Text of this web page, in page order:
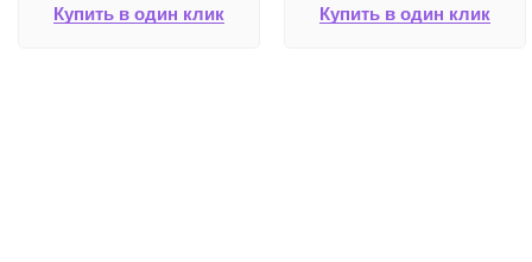
Купить в один клик Купить в один клик